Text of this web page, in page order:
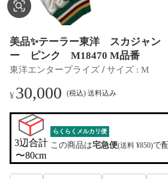
美品✨テーラー東洋 スカジャ
ー ピンク M18470 M品番
東洋エンタープライズ / サイズ : M
¥30,000 (税込) 送料込み
3辺合計
〜80cm
らくらくメルカリ便
この商品は宅急便(送料 ¥850)で